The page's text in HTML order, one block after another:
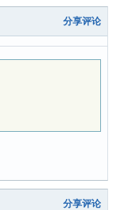
分享评论
分享评论